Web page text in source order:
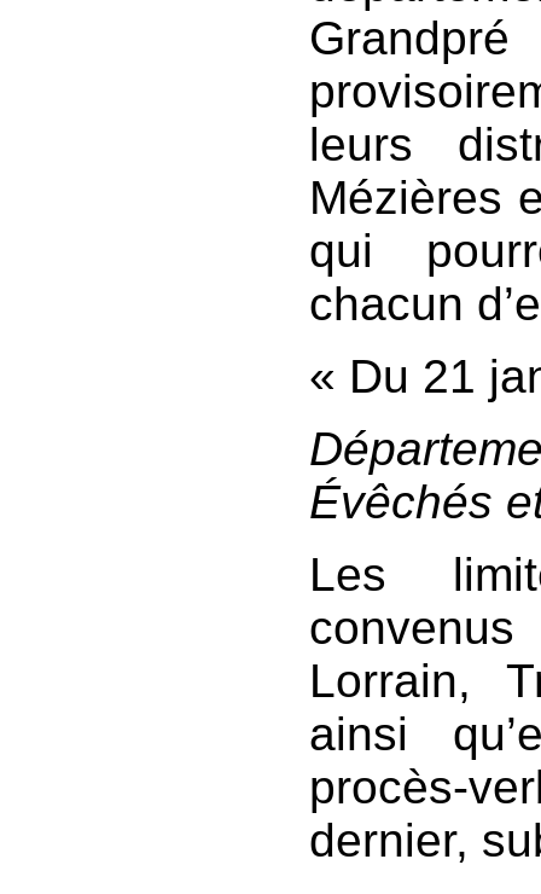
leurs
Mézières
qui
chacun
« Du 21
Évêchés
Les
Lorrain,
ainsi
procès-
dernier,